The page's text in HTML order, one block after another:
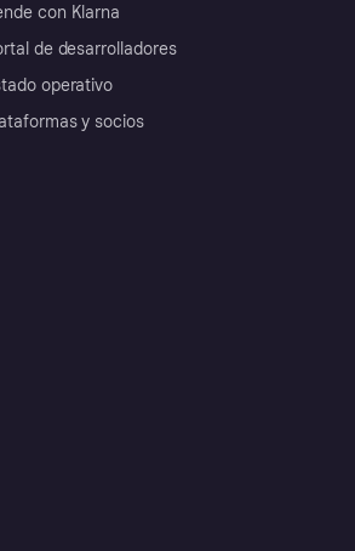
con Klarna
de desarrolladores
operativo
y socios